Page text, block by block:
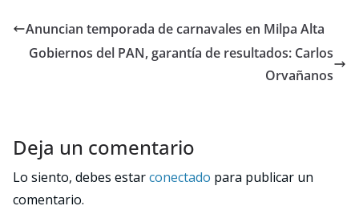
Anuncian temporada de carnavales en Milpa Alta
Gobiernos del PAN, garantía de resultados: Carlos
Orvañanos
Deja un comentario
Lo siento, debes estarconectado para publicar un
comentario.